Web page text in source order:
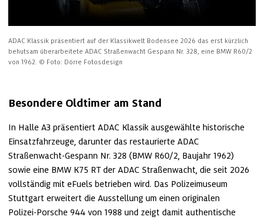
ADAC Klassik präsentiert auf der Klassikwelt Bodensee 2026 das erst kürzlich
behutsam überarbeitete ADAC Straßenwacht Gespann Nr. 328, eine BMW R60/2
von 1962. © Foto: Dörre Fotosdesign
Besondere Oldtimer am Stand
In Halle A3 präsentiert ADAC Klassik ausgewählte historische
Einsatzfahrzeuge, darunter das restaurierte ADAC
Straßenwacht‑Gespann Nr. 328 (BMW R60/2, Baujahr 1962)
sowie eine BMW K75 RT der ADAC Straßenwacht, die seit 2026
vollständig mit eFuels betrieben wird. Das Polizeimuseum
Stuttgart erweitert die Ausstellung um einen originalen
Polizei‑Porsche 944 von 1988 und zeigt damit authentische